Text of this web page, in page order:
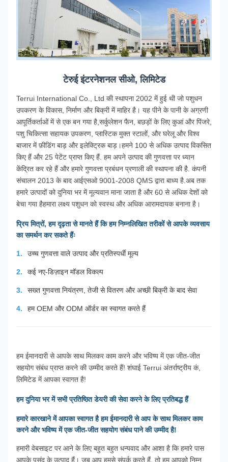
टेरुई इंटरनेशनल सीओ, लिमिटेड
Terrui International Co., Ltd की स्थापना 2002 में हुई थी जो पशुधन
उपकरण के विकास, निर्माण और बिक्री में माहिर है। यह पीने के पानी के अग्रणी
आपूर्तिकर्ताओं में से एक बन गया है,सर्कुलेशन फैन, बछड़ों के लिए कुआं और पिंजरे,
पशु चिकित्सा सहायक उपकरण, प्लास्टिक मुक्त स्टालों, और घरेलू और विश्व
बाजार में फ़ीडिंग बाड़ और इलेक्ट्रिक बाड़।हमने 100 से अधिक उत्पाद विकसित
किए हैं और 25 पेटेंट प्राप्त किए हैं. हम अपने उत्पाद की गुणवत्ता पर ध्यान
केंद्रित कर रहे हैं और हमारे गुणवत्ता प्रबंधन प्रणाली की स्थापना की है. कंपनी
संचालन 2013 के बाद आईएसओ 9001-2008 QMS द्वारा बाध्य है.अब तक
हमारे उत्पादों को दुनिया भर में मूल्यवान माना जाता है और 60 से अधिक देशों को
बेचा गया हैहमारा लक्ष्य पशुधन को स्वस्थ और अधिक आरामदायक बनाना है।
प्रिय मित्रों, हम दृढ़ता से मानते हैं कि हम निम्नलिखित तरीकों से आपके व्यवसाय
का समर्थन कर सकते हैंः
उच्च गुणवत्ता वाले उत्पाद और प्रतिस्पर्धी मूल्य
कई नए-डिज़ाइन मॉडल विकल्प
सख्त गुणवत्ता नियंत्रण, तेजी से वितरण और अच्छी बिक्री के बाद सेवा
हम OEM और ODM ऑर्डर का स्वागत करते हैं
हम ईमानदारी से आपके साथ मिलकर काम करने और भविष्य में एक जीत-जीत
सहयोग संबंध प्राप्त करने की उम्मीद करते हैं! शंघाई Terrui अंतर्राष्ट्रीय कं,
लिमिटेड में आपका स्वागत है!
हम दुनिया भर में सभी प्रतिष्ठित डेयरी की सेवा करने के लिए प्रतिबद्ध हैं
हमारे कारखाने में आपका स्वागत है हम ईमानदारी से आप के साथ मिलकर काम
करने और भविष्य में एक जीत-जीत सहयोग संबंध पाने की उम्मीद है!
हमारी वेबसाइट पर आने के लिए बहुत बहुत धन्यवाद और आशा है कि हमारे पास
आपके पसंद के उत्पाद हैं। जब आप हमसे संपर्क करते हैं, तो हम आपको निम्न